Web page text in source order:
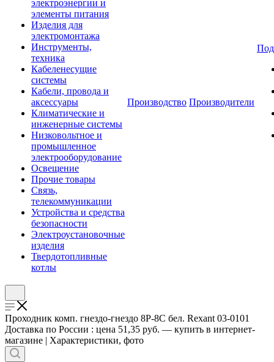
электроэнергии и
элементы питания
Изделия для
электромонтажа
Инструменты,
техника
Кабеленесущие
системы
Кабели, провода и
аксессуары
Климатические и
инженерные системы
Низковольтное и
промышленное
электрооборудование
Освещение
Прочие товары
Связь,
телекоммуникации
Устройства и средства
безопасности
Электроустановочные
изделия
Твердотопливные
котлы
Производство Производители
Проходник комп. гнездо-гнездо 8P-8C бел. Rexant 03-0101
Доставка по России : цена 51,35 руб. — купить в интернет-
магазине | Характеристики, фото